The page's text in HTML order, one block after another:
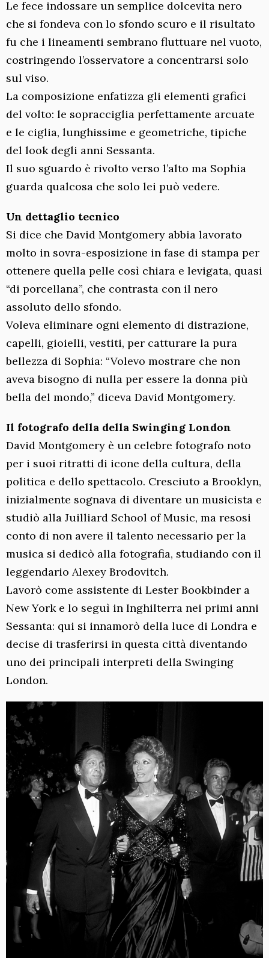
Le fece indossare un semplice dolcevita nero
che si fondeva con lo sfondo scuro e il risultato
fu che i lineamenti sembrano fluttuare nel vuoto,
costringendo l’osservatore a concentrarsi solo
sul viso.
La composizione enfatizza gli elementi grafici
del volto: le sopracciglia perfettamente arcuate
e le ciglia, lunghissime e geometriche, tipiche
del look degli anni Sessanta.
Il suo sguardo è rivolto verso l’alto ma Sophia
guarda qualcosa che solo lei può vedere.
Un dettaglio tecnico
Si dice che David Montgomery abbia lavorato
molto in sovra-esposizione in fase di stampa per
ottenere quella pelle così chiara e levigata, quasi
“di porcellana”, che contrasta con il nero
assoluto dello sfondo.
Voleva eliminare ogni elemento di distrazione,
capelli, gioielli, vestiti, per catturare la pura
bellezza di Sophia: “Volevo mostrare che non
aveva bisogno di nulla per essere la donna più
bella del mondo,” diceva David Montgomery.
Il fotografo della della Swinging London
David Montgomery è un celebre fotografo noto
per i suoi ritratti di icone della cultura, della
politica e dello spettacolo. Cresciuto a Brooklyn,
inizialmente sognava di diventare un musicista e
studiò alla Juilliard School of Music, ma resosi
conto di non avere il talento necessario per la
musica si dedicò alla fotografia, studiando con il
leggendario Alexey Brodovitch.
Lavorò come assistente di Lester Bookbinder a
New York e lo seguì in Inghilterra nei primi anni
Sessanta: qui si innamorò della luce di Londra e
decise di trasferirsi in questa città diventando
uno dei principali interpreti della Swinging
London.